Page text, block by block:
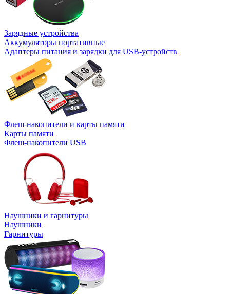
Зарядные устройства
Аккумуляторы портативные
Адаптеры питания и зарядки для USB-устройств
Флеш-накопители и карты памяти
Карты памяти
Флеш-накопители USB
Наушники и гарнитуры
Наушники
Гарнитуры